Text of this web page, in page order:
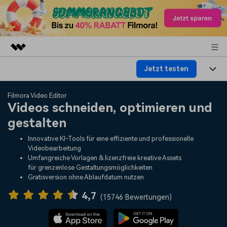
Dienstprogramme
Business
Überblick
Lösungen
Über uns
Presseraum
Support
Jetzt testen
Produkte
Plattformen
Funktionen
Assets
KI
Video/Foto
Audio
Lösungen
Soziale Medien
Marketing & Business
Lifestyle & Spaß
Ressourcen
Video-Prompts
Über 100 heiße Video-
Meisterkurs
Beherrschen Sie
Hilfe-Center
Erste Schritte
Filmora Video Editor
Videos schneiden, optimieren und
gestalten
Innovative KI-Tools für eine effiziente und professionelle
Videobearbeitung
Umfangreiche Vorlagen & lizenzfreie kreative Assets
für grenzenlose Gestaltungsmöglichkeiten
Gratisversion ohne Ablaufdatum nutzen
4,7 (15746 Bewertungen)